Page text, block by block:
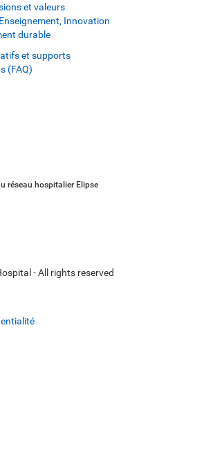
et valeurs
Innovation
durable
et supports
(FAQ)
réseau hospitalier Elipse
- All rights reserved